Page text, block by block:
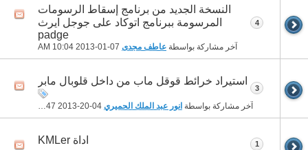
النسخة الجديد من برنامج إسقاط الرسومات
المرسومة ببرنامج اتوكاد على جوجل ايرث
padge
آخر مشاركة بواسطة عاطف مجدى 10:04 AM
4
استيراد خرائط قوقل ماب من داخل قلوبال مابر
آخر مشاركة بواسطة انور عبد الملك الحميري 10:47 PM
3
اداة KMLer 1